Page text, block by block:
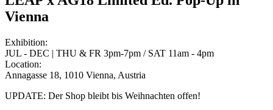
Vienna
Exhibition:
JUL - DEC | THU & FR 3pm-7pm / SAT 11am - 4pm
Location:
Annagasse 18, 1010 Vienna, Austria
UPDATE: Der Shop bleibt bis Weihnachten offen!